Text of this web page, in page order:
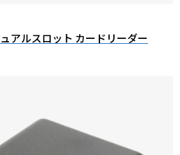
アルスロット カードリーダー